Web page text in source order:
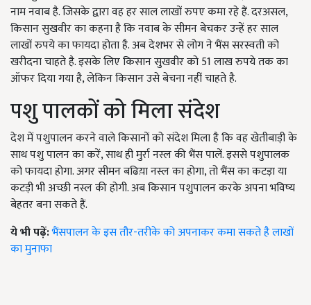
नाम नवाब है. जिसके द्वारा वह हर साल लाखों रुपए कमा रहे हैं. दरअसल,
किसान सुखवीर का कहना है कि नवाब के सीमन बेचकर उन्हें हर साल
लाखों रुपये का फायदा होता है. अब देशभर से लोग ने भैंस सरस्वती को
खरीदना चाहते है. इसके लिए किसान सुखवीर को 51 लाख रुपये तक का
ऑफर दिया गया है, लेकिन किसान उसे बेचना नहीं चाहते है.
पशु पालकों को मिला संदेश
देश में पशुपालन करने वाले किसानों को संदेश मिला है कि वह खेतीबाड़ी के
साथ पशु पालन का करें, साथ ही मुर्रा नस्ल की भैंस पालें. इससे पशुपालक
को फायदा होगा. अगर सीमन बढिय़ा नस्ल का होगा, तो भैंस का कटड़ा या
कटड़ी भी अच्छी नस्ल की होगी. अब किसान पशुपालन करके अपना भविष्य
बेहतर बना सकते हैं.
ये भी पढ़ें:भैंसपालन के इस तौर-तरीके को अपनाकर कमा सकते है लाखों
का मुनाफा